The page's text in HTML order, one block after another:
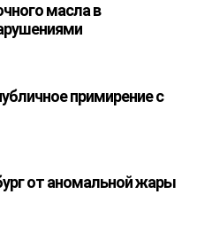
масла в
примирение с
от аномальной жары